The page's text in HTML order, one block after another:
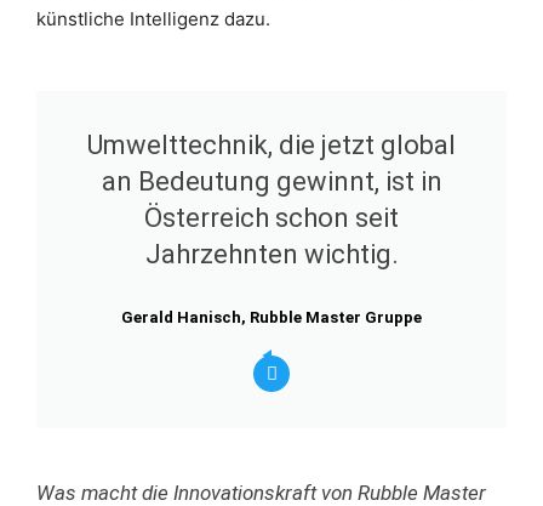
künstliche Intelligenz dazu.
Umwelttechnik, die jetzt global
an Bedeutung gewinnt, ist in
Österreich schon seit
Jahrzehnten wichtig.
Gerald Hanisch, Rubble Master Gruppe
Was macht die Innovationskraft von Rubble Master